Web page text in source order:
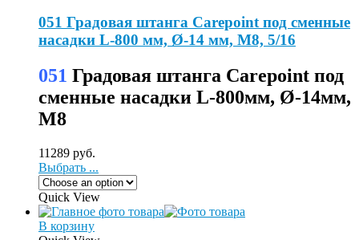
051 Градовая штанга Carepoint под сменные
насадки L-800 мм, Ø-14 мм, М8, 5/16
051 Градовая штанга Carepoint под
сменные насадки L-800мм, Ø-14мм,
М8
11289 руб.
Выбрать ...
Quick View
В корзину